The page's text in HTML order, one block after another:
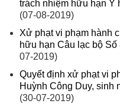
trách nhiệm hữu hạn Y
(07-08-2019)
Xử phạt vi phạm hành
hữu hạn Câu lạc bộ Số
07-2019)
Quyết định xử phạt vi
Huỳnh Công Duy, sinh
(30-07-2019)